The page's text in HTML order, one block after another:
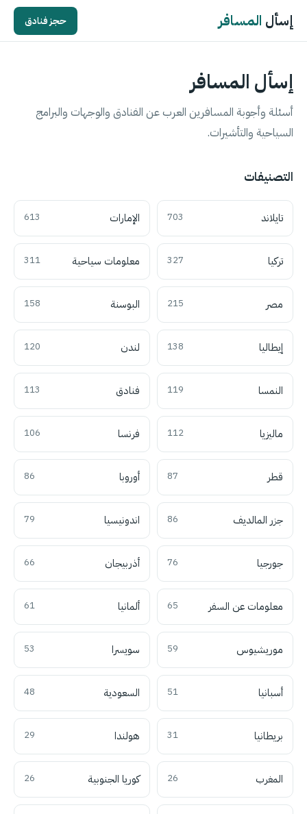
إسأل المسافر حجز فنادق
إسأل المسافر
أسئلة وأجوبة المسافرين العرب عن الفنادق والوجهات والبرامج
السياحية والتأشيرات.
التصنيفات
تايلاند 703 الإمارات 613
تركيا 327 معلومات سياحية 311
مصر 215 البوسنة 158
إيطاليا 138 لندن 120
النمسا 119 فنادق 113
ماليزيا 112 فرنسا 106
قطر 87 أوروبا 86
جزر المالديف 86 اندونيسيا 79
جورجيا 76 أذربيجان 66
معلومات عن السفر 65 ألمانيا 61
موريشيوس 59 سويسرا 53
أسبانيا 51 السعودية 48
بريطانيا 31 هولندا 29
المغرب 26 كوريا الجنوبية 26